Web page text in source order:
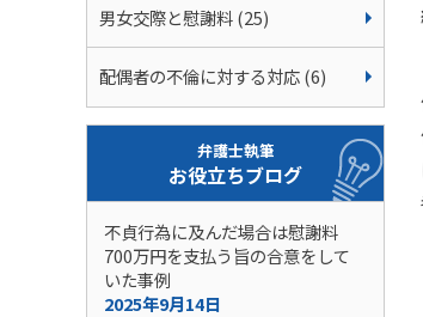
男女交際と慰謝料 (25)
配偶者の不倫に対する対応 (6)
弁護士執筆
お役立ちブログ
不貞行為に及んだ場合は慰謝料
700万円を支払う旨の合意をして
いた事例
2025年9月14日